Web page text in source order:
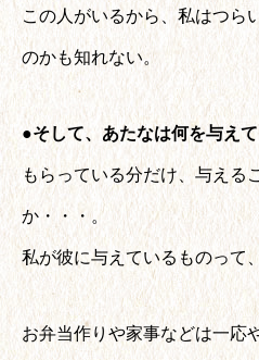
この人がいるから、私はつら
のかも知れない。
●そして、あたなは何を与え
もらっている分だけ、与える
か・・・。
私が彼に与えているものって
お弁当作りや家事などは一応